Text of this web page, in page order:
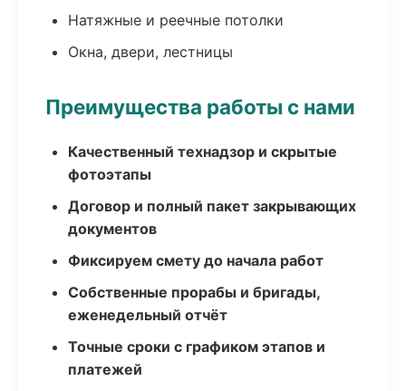
Натяжные и реечные потолки
Окна, двери, лестницы
Преимущества работы с нами
Качественный технадзор и скрытые
фотоэтапы
Договор и полный пакет закрывающих
документов
Фиксируем смету до начала работ
Собственные прорабы и бригады,
еженедельный отчёт
Точные сроки с графиком этапов и
платежей